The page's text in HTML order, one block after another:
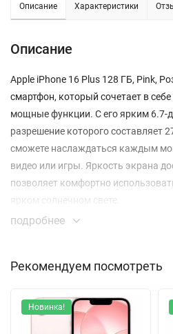
Описание Характеристики
Описание
Apple iPhone 16 Plus 128 ГБ, Pink,
смартфон, который сочетает в
мощные функции. С его ярким 6.7-
разрешение которого составляет
сможете наслаждаться каждым
видео или игры. Яркость экрана
позволяет комфортно
ярком солнечном свете.
значит, что вы сможете запускать
составляет всего 171 г, что
использовании.
подробнее
Рекомендуем посмотреть
Новинка!